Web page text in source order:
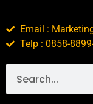
Email :
Telp : 0858-